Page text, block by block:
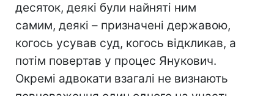
десяток, деякі були найняті ним
самим, деякі – призначені державою,
когось усував суд, когось відкликав, а
потім повертав у процес Янукович.
Окремі адвокати взагалі не визнають